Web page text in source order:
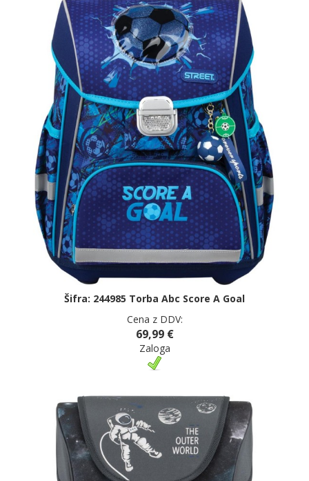
Šifra: 244985 Torba Abc Score A Goal
Cena z DDV:
69,99 €
Zaloga